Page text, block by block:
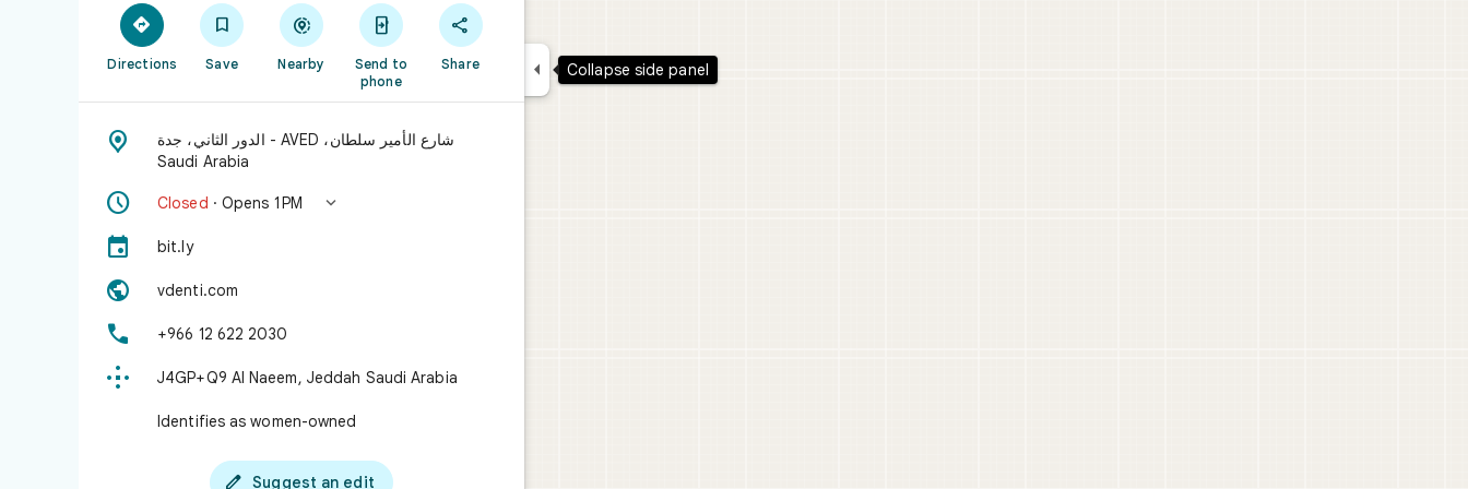

Directions

Save

Nearby

Send to
phone

Share

شارع الأمير سلطان، AVED - الدور الثاني، جدة
Saudi Arabia
 Closed · Opens 1 PM 
 bit.ly
 vdenti.com
 +966 12 622 2030
 J4GP+Q9 Al Naeem, Jeddah Saudi Arabia
Identifies as women-owned
 Suggest an edit
 Collapse side panel